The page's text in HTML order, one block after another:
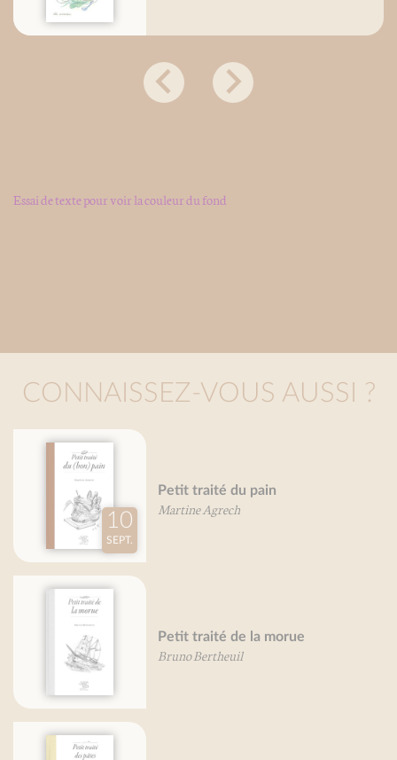
Essai de texte pour voir la couleur du fond
CONNAISSEZ-VOUS AUSSI ?
Petit traité du haricot
Marie-France Bertaud
Petit traité de la pizza
Valérie Gaudant
Olivier Gaudant